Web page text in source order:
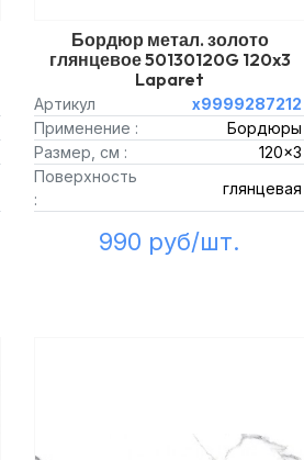
Бордюр метал. золото
глянцевое 50130120G 120x3
Laparet
Артикул
х9999287212
Применение :
Бордюры
Размер, см :
120x3
Поверхность
:
глянцевая
990 руб/шт.